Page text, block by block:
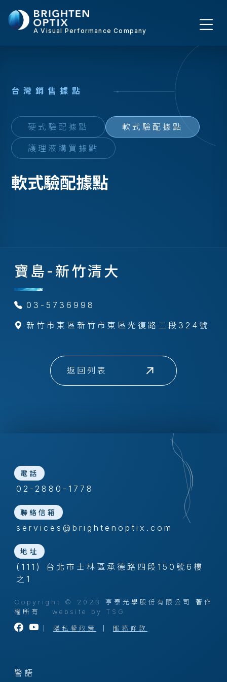
A Visual Performance Company
台灣銷 售據點
硬式驗配據點 軟式驗配據點
護理液購買據點
軟式驗配據點
寶島-新竹清大
03-5736998
新竹市東區新竹市東區光復路二段324號
返回列表
電話
02-2880-1778
聯絡信箱
services@brightenoptix.com
地址
(111) 台北市士林區承德路四段150號6樓
之1
Copyright © 2023 亨泰光學股份有限公司 著作
權所有 website by TSG
隱私權政策 服務條款
警語